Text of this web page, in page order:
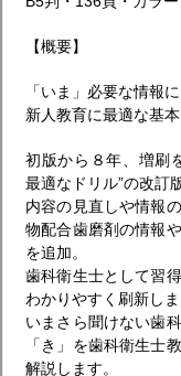
【概要】
「いま」必要な情報
新人教育に最適な基
初版から８年、増刷
最適なドリル”の改訂
内容の見直しや情報
物配合歯磨剤の情報
を追加。
歯科衛生士として習
わかりやすく刷新しま
いまさら聞けない歯
「き」を歯科衛生士
解説します。